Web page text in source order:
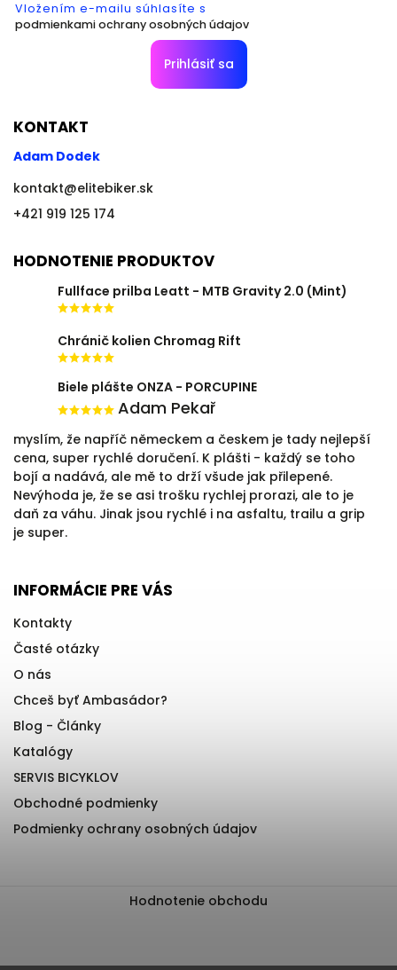
Vložením e-mailu súhlasíte s
podmienkami ochrany osobných údajov
Prihlásiť sa
KONTAKT
Adam Dodek
kontakt@elitebiker.sk
+421 919 125 174
HODNOTENIE PRODUKTOV
Fullface prilba Leatt - MTB Gravity 2.0 (Mint)
Chránič kolien Chromag Rift
Biele plášte ONZA - PORCUPINE
Adam Pekař
myslím, že napříč německem a českem je tady nejlepší
cena, super rychlé doručení. K plášti - každý se toho
bojí a nadává, ale mě to drží všude jak přilepené.
Nevýhoda je, že se asi trošku rychlej prorazi, ale to je
daň za váhu. Jinak jsou rychlé i na asfaltu, trailu a grip
je super.
INFORMÁCIE PRE VÁS
Kontakty
Časté otázky
O nás
Chceš byť Ambasádor?
Blog - Články
Katalógy
SERVIS BICYKLOV
Obchodné podmienky
Podmienky ochrany osobných údajov
Hodnotenie obchodu